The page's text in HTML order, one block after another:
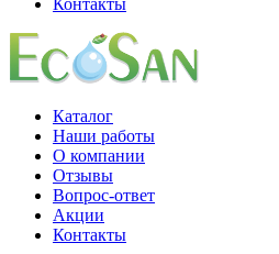
Контакты
Каталог
Наши работы
О компании
Отзывы
Вопрос-ответ
Акции
Контакты